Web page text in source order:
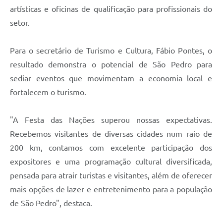
artísticas e oficinas de qualificação para profissionais do
setor.
Para o secretário de Turismo e Cultura, Fábio Pontes, o
resultado demonstra o potencial de São Pedro para
sediar eventos que movimentam a economia local e
fortalecem o turismo.
"A Festa das Nações superou nossas expectativas.
Recebemos visitantes de diversas cidades num raio de
200 km, contamos com excelente participação dos
expositores e uma programação cultural diversificada,
pensada para atrair turistas e visitantes, além de oferecer
mais opções de lazer e entretenimento para a população
de São Pedro", destaca.